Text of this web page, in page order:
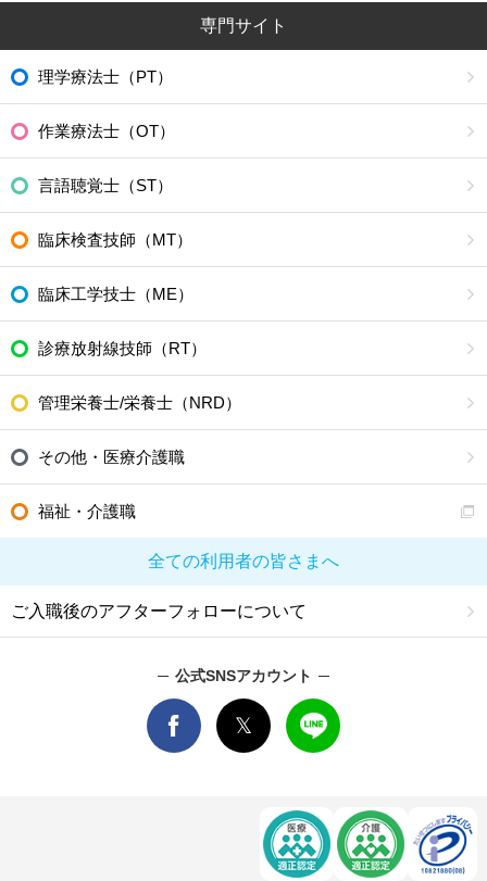
専門サイト
理学療法士（PT）
作業療法士（OT）
言語聴覚士（ST）
臨床検査技師（MT）
臨床工学技士（ME）
診療放射線技師（RT）
管理栄養士/栄養士（NRD）
その他・医療介護職
福祉・介護職
全ての利用者の皆さまへ
ご入職後のアフターフォローについて
公式SNSアカウント